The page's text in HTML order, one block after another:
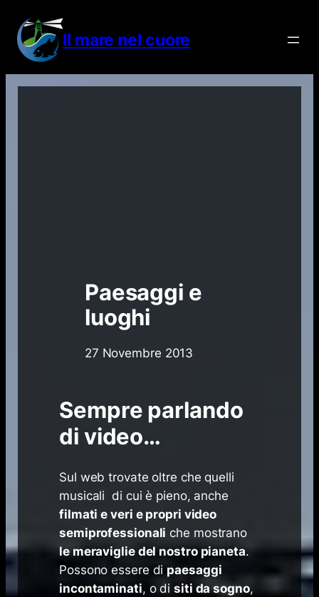
contenuto
Il mare nel cuore
Paesaggi e
luoghi
27 Novembre 2013
Sempre parlando
di video…
Sul web trovate oltre che quelli
musicali di cui è pieno, anche
filmati e veri e propri video
semiprofessionali che mostrano
le meraviglie del nostro pianeta.
Possono essere di paesaggi
incontaminati, o disiti da sogno,